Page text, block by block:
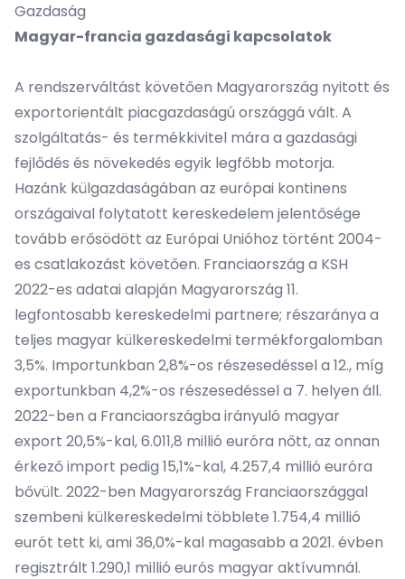
Gazdaság
Magyar-francia gazdasági kapcsolatok
A rendszerváltást követően Magyarország nyitott és
exportorientált piacgazdaságú országgá vált. A
szolgáltatás- és termékkivitel mára a gazdasági
fejlődés és növekedés egyik legfőbb motorja.
Hazánk külgazdaságában az európai kontinens
országaival folytatott kereskedelem jelentősége
tovább erősödött az Európai Unióhoz történt 2004-
es csatlakozást követően. Franciaország a KSH
2022-es adatai alapján Magyarország 11.
legfontosabb kereskedelmi partnere; részaránya a
teljes magyar külkereskedelmi termékforgalomban
3,5%. Importunkban 2,8%-os részesedéssel a 12., míg
exportunkban 4,2%-os részesedéssel a 7. helyen áll.
2022-ben a Franciaországba irányuló magyar
export 20,5%-kal, 6.011,8 millió euróra nőtt, az onnan
érkező import pedig 15,1%-kal, 4.257,4 millió euróra
bővült. 2022-ben Magyarország Franciaországgal
szembeni külkereskedelmi többlete 1.754,4 millió
eurót tett ki, ami 36,0%-kal magasabb a 2021. évben
regisztrált 1.290,1 millió eurós magyar aktívumnál.